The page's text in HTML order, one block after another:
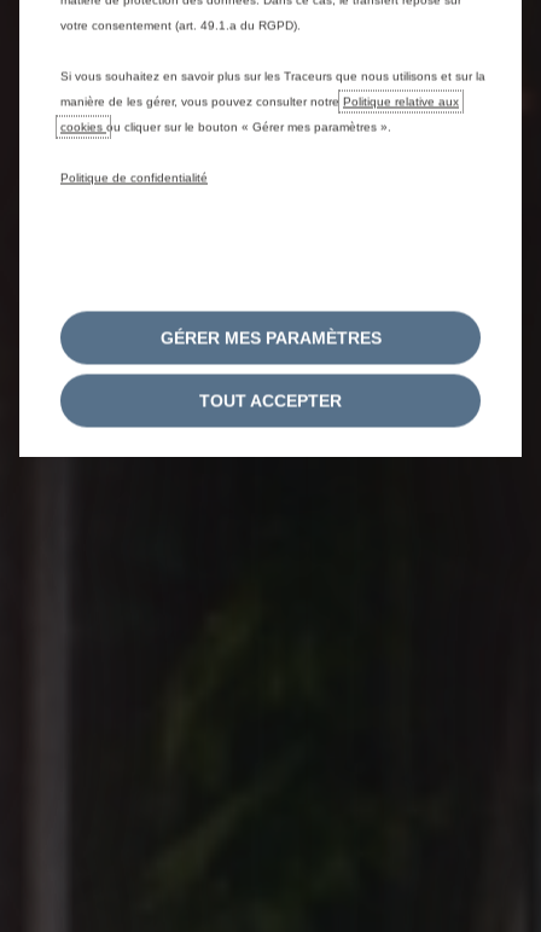
votre consentement (art. 49.1.a du RGPD).
Si vous souhaitez en savoir plus sur les Traceurs que nous utilisons et sur la
manière de les gérer, vous pouvez consulter notre Politique relative aux
cookies ou cliquer sur le bouton « Gérer mes paramètres ».
Politique de confidentialité
GÉRER MES PARAMÈTRES
TOUT ACCEPTER